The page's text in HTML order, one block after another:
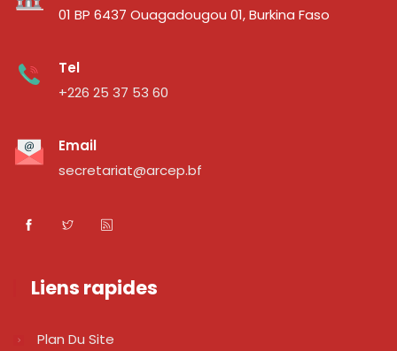
01 BP 6437 Ouagadougou 01, Burkina Faso
Tel
+226 25 37 53 60
Email
secretariat@arcep.bf
Liens rapides
Plan Du Site